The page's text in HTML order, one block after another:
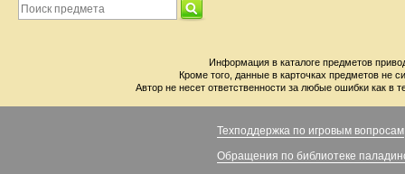
Информация в каталоге предметов
Кроме того, данные в карточках предметов не
Автор не несет ответственности за любые ошибки как в
Техподдержка по игровым вопросам
Обращения по библиотеке